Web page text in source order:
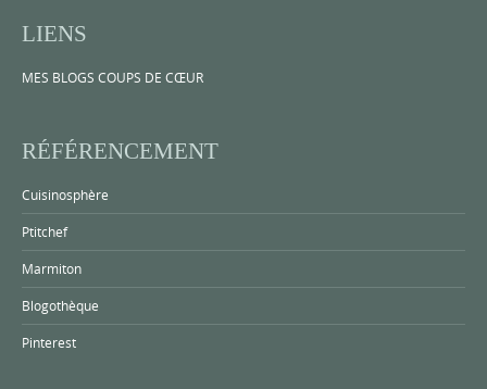
LIENS
MES BLOGS COUPS DE CŒUR
RÉFÉRENCEMENT
Cuisinosphère
Ptitchef
Marmiton
Blogothèque
Pinterest